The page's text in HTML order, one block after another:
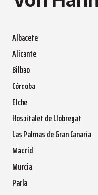
Albacete
Alicante
Bilbao
Córdoba
Elche
Hospitalet de Llobregat
Las Palmas de Gran Canaria
Madrid
Murcia
Parla